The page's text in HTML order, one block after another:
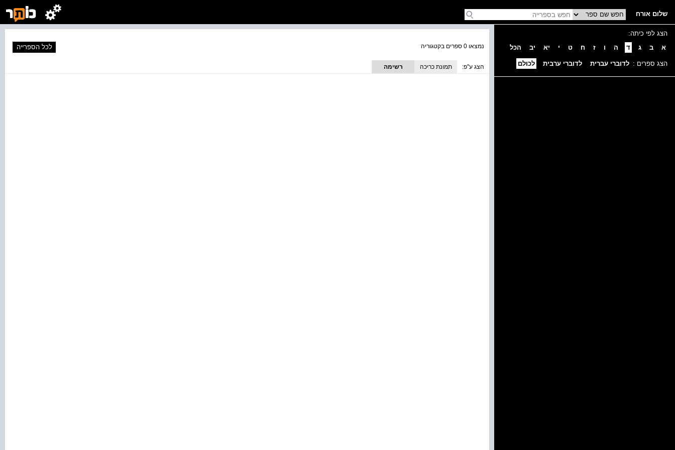
שלום אורח
הצג לפי כיתה:
א
ב ג ד ה ו ז ח ט י יא יב הכל
הצג ספרים : לדוברי עברית לדוברי ערבית לכולם
נמצאו 0 ספרים בקטגוריה לכל הספרייה
הצג ע''פ: תמונת כריכה רשימה